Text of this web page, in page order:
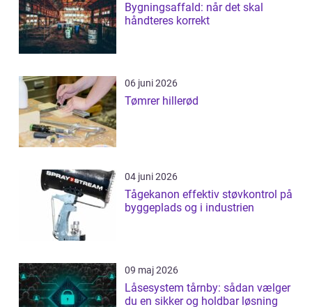
Bygningsaffald: når det skal
håndteres korrekt
06 juni 2026
Tømrer hillerød
04 juni 2026
Tågekanon effektiv støvkontrol på
byggeplads og i industrien
09 maj 2026
Låsesystem tårnby: sådan vælger
du en sikker og holdbar løsning